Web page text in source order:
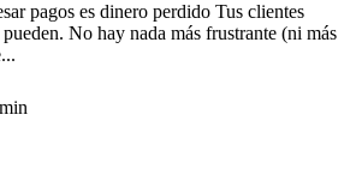
pagos es dinero perdido Tus clientes
No hay nada más frustrante (ni más
...
min